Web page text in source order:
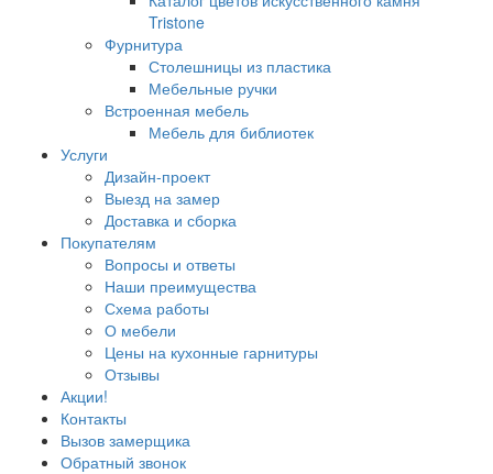
Tristone
Фурнитура
Столешницы из пластика
Мебельные ручки
Встроенная мебель
Мебель для библиотек
Услуги
Дизайн-проект
Выезд на замер
Доставка и сборка
Покупателям
Вопросы и ответы
Наши преимущества
Схема работы
О мебели
Цены на кухонные гарнитуры
Отзывы
Акции!
Контакты
Вызов замерщика
Обратный звонок